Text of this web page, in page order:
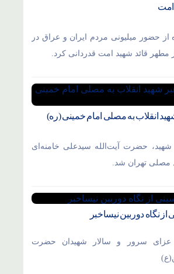
امت
از حضور میلیونی مردم ایران و عراق در
مطهر قائد شهید امت قدردانی کرد.
انقلاب به مصلی امام خمینی (ره)
شهید،‌ حضرت آیت‌الله سیدعلی خامنه‌ای
مصلی تهران شد.
نگاه دوربین نیساخبر
عزای سرور و سالار شهیدان حضرت